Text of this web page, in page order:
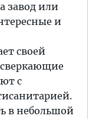
завод или
и
своей
с
в небольшой